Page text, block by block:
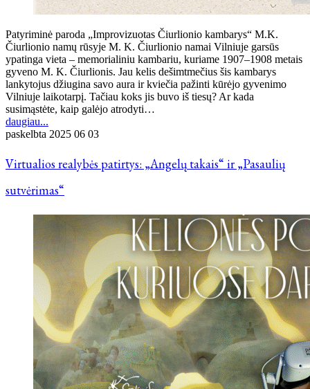
Patyriminė paroda „Improvizuotas Čiurlionio kambarys“ M.K.
Čiurlionio namų rūsyje M. K. Čiurlionio namai Vilniuje garsūs
ypatinga vieta – memorialiniu kambariu, kuriame 1907–1908 metais
gyveno M. K. Čiurlionis. Jau kelis dešimtmečius šis kambarys
lankytojus džiugina savo aura ir kviečia pažinti kūrėjo gyvenimo
Vilniuje laikotarpį. Tačiau koks jis buvo iš tiesų? Ar kada
susimąstėte, kaip galėjo atrodyti…
daugiau...
paskelbta 2025 06 03
Virtualios realybės patirtys: „Angelų takais“ ir „Pasaulių
sutvėrimas“